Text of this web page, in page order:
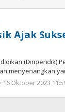
Ajak
(Dinpendik)
menyenangkan
16 Oktober 2023